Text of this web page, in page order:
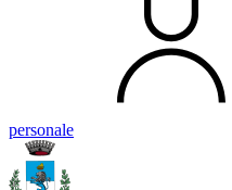
personale